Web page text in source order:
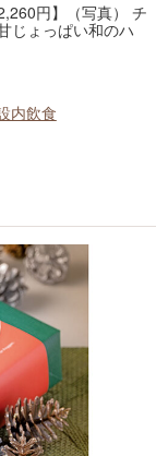
円】（写真） チ
じょっぱい和のハ
内飲食